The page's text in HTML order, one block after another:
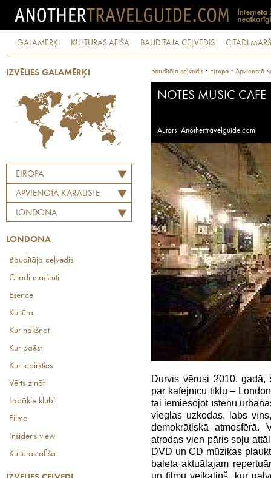
GALAMĒRĶI KULTŪRAS AFIŠA BAUDĪTĀJA CEĻVEDIS CITĀDI
IZVĒLIES GALAMĒRĶI
EIROPA
APVIENOTĀ KARALISTE
LONDONA
LONDONA
Baudītāja ceļvedis
Citādi maršruti
Esence
Kultūra
Kur nakšņot
Kur paēst
Kur iepirkties
Vērts zināt
Labākie klubi
Filma
Insider's view
Kultūras afiša
Baudītāja ceļvedis · Eiropa · Apvienotā
NOTES MUSIC CAFE
Autors: Anothertravelguide.com
Durvis vērusi 2010.
par kafejnīcu tīklu –
tai iemiesojot īstenu
vieglas uzkodas, labs
demokrātiskā
atrodas vien pāris soļu
DVD un CD mūzikas
baleta aktuālajam
un filmu veikaliņš, kur